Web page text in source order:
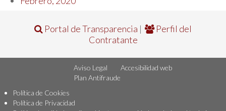
Portal de Transparencia |
Perfil del
Contratante
Aviso Legal
Accesibilidad web
Plan Antifraude
Política de Cookies
Política de Privacidad